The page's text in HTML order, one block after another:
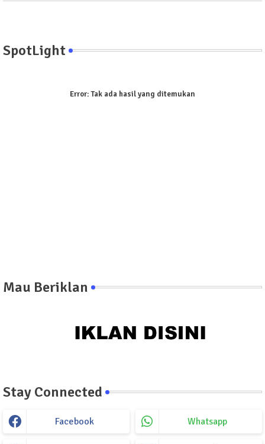
SpotLight
Error:Tak ada hasil yang ditemukan
Mau Beriklan
Stay Connected
Facebook Whatsapp